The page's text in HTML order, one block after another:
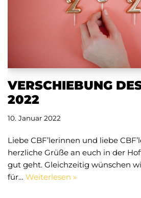
VERSCHIEBUNG
2022
10. Januar 2022
Liebe CBF’lerinnen und liebe
herzliche Grüße an euch in der
gut geht. Gleichzeitig wünschen
für… Weiterlesen »